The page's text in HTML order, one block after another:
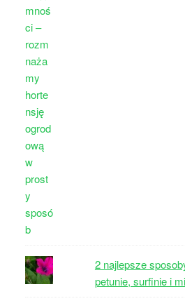
2 najlepsze
petunie, surfinie i